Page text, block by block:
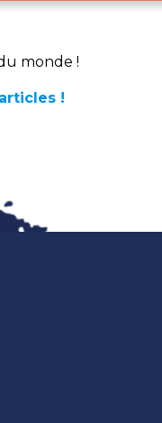
monde !
!